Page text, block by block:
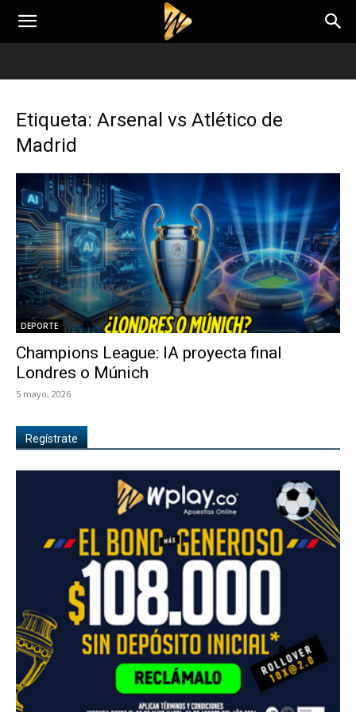
Etiqueta: Arsenal vs Atlético de
Madrid
DEPORTE
Champions League: IA proyecta final
Londres o Múnich
5 mayo, 2026
Regístrate